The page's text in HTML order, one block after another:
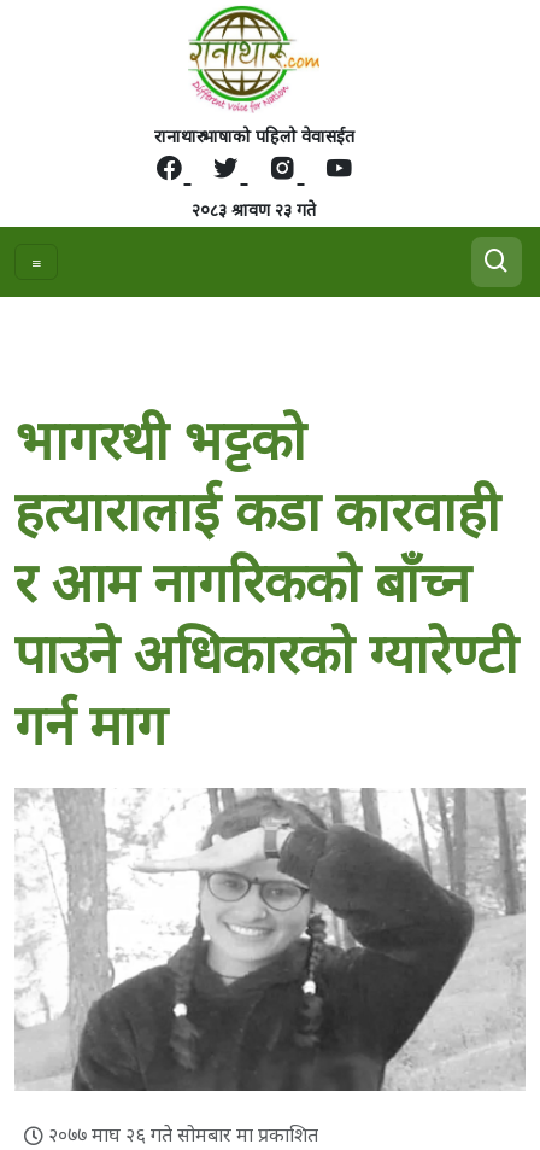
रानाथारु भाषाको पहिलो वेवासईत
२०८३ श्रावण २३ गते
भागरथी भट्टको
हत्यारालाई कडा कारवाही
र आम नागरिकको बाँच्न
पाउने अधिकारको ग्यारेण्टी
गर्न माग
२०७७ माघ २६ गते सोमबार मा प्रकाशित